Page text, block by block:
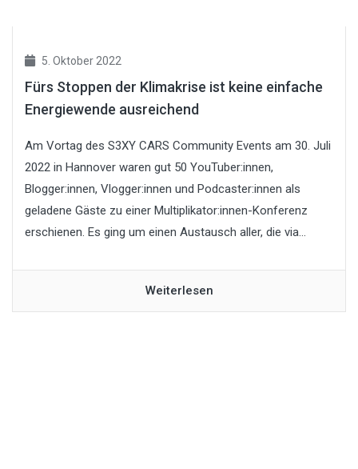
5. Oktober 2022
Fürs Stoppen der Klimakrise ist keine einfache
Energiewende ausreichend
Am Vortag des S3XY CARS Community Events am 30. Juli
2022 in Hannover waren gut 50 YouTuber:innen,
Blogger:innen, Vlogger:innen und Podcaster:innen als
geladene Gäste zu einer Multiplikator:innen-Konferenz
erschienen. Es ging um einen Austausch aller, die via...
Weiterlesen